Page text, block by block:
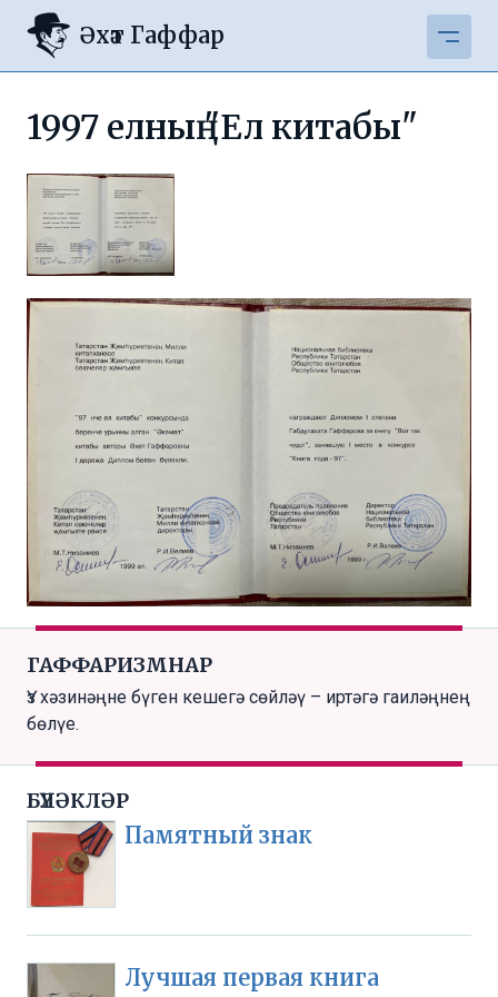
Әхәт Гаффар
1997 елның "Ел китабы"
ГАФФАРИЗМНАР
Үз хәзинәңне бүген кешегә сөйләү – иртәгә гаиләңнең
бөлүе.
БҮЛӘКЛӘР
Памятный знак
Лучшая первая книга